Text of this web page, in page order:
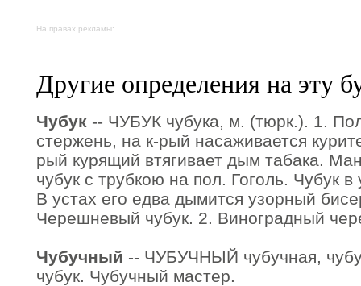
На правах рекламы:
Другие определения на эту
Чубук -- ЧУБУК чубука, м. (тюрк.). 1.
стержень, на к-рый насаживается
рый курящий втягивает дым табака.
чубук с трубкою на пол. Гоголь. Чубук
В устах его едва дымится узорный
Черешневый чубук. 2. Виноградный
Чубучный -- ЧУБУЧНЫЙ чубучная,
чубук. Чубучный мастер.